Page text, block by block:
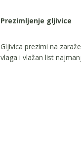
Prezimljenje gljivice
Gljivica prezimi na
vlaga i vlažan list